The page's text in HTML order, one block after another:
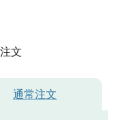
文
通常注文